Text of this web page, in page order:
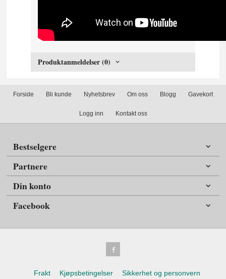
Produktanmeldelser (0)
Forside Bli kunde Nyhetsbrev Om oss Blogg Gavekort
Logg inn Kontakt oss
Bestselgere
Partnere
Din konto
Facebook
Frakt Kjøpsbetingelser Sikkerhet og personvern